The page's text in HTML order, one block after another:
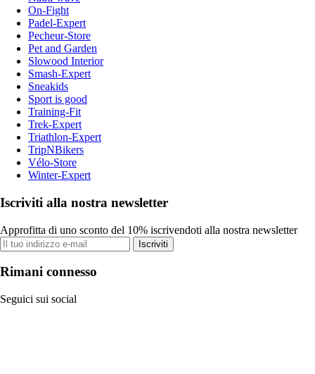
On-Fight
Padel-Expert
Pecheur-Store
Pet and Garden
Slowood Interior
Smash-Expert
Sneakids
Sport is good
Training-Fit
Trek-Expert
Triathlon-Expert
TripNBikers
Vélo-Store
Winter-Expert
Iscriviti alla nostra newsletter
Approfitta di uno sconto del 10% iscrivendoti alla nostra newsletter
Iscriviti
Rimani connesso
Seguici sui social